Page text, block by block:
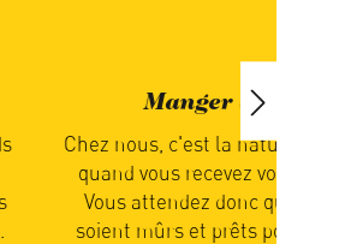
de saison
la nature qui détermine
recevez votre commande.
donc que les produits
et prêts pour l’expédition.